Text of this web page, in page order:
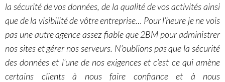
la sécurité de vos données, de la qualité de vos activités ainsi
que de la visibilité de vôtre entreprise… Pour l’heure je ne vois
pas une autre agence assez fiable que 2BM pour administrer
nos sites et gérer nos serveurs. N’oublions pas que la sécurité
des données et l’une de nos exigences et c’est ce qui amène
certains clients à nous faire confiance et à nous